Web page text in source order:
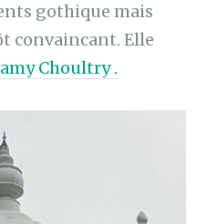
gothique mais
convaincant. Elle
Choultry .